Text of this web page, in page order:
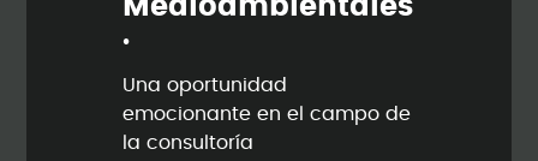
Medioambienta les
.
Una oportunidad
emocionante en el campo de
la consultoría